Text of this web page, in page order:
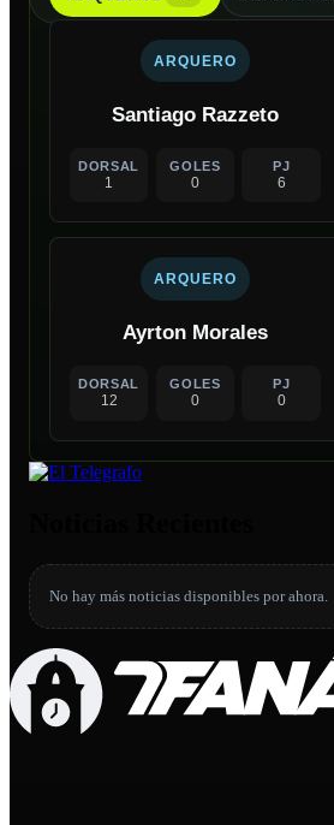
ARQUERO
Santiago Razzeto
DORSAL
1
GOLES
0
PJ
6
ARQUERO
Ayrton Morales
DORSAL
12
GOLES
0
PJ
0
No hay más noticias disponibles por ahora.